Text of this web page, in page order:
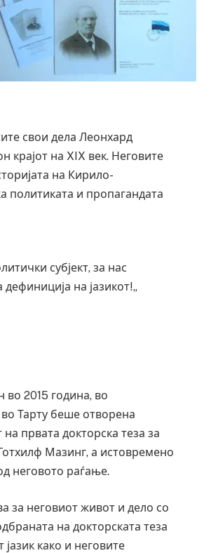
свои дела Леонхард
крајот на XIX век. Неговите
на Кирило-
политиката и пропагандата
субјект, за нас
на јазикот!„
во 2015 година, во
Тарту беше отворена
првата докторска теза за
Мазинг, а истовремено
неговото раѓање.
за неговиот живот и дело со
на докторската теза
како и неговите
седум мртви во нападот врз училиште
7, 2026